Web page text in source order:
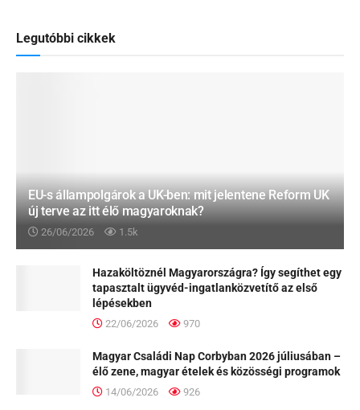
Legutóbbi cikkek
EU-s állampolgárok a UK-ben: mit jelentene Reform UK
új terve az itt élő magyaroknak?
26/06/2026 1.5k
Hazaköltöznél Magyarországra? Így segíthet egy
tapasztalt ügyvéd-ingatlanközvetítő az első
lépésekben
22/06/2026 970
Magyar Családi Nap Corbyban 2026 júliusában –
élő zene, magyar ételek és közösségi programok
14/06/2026 926